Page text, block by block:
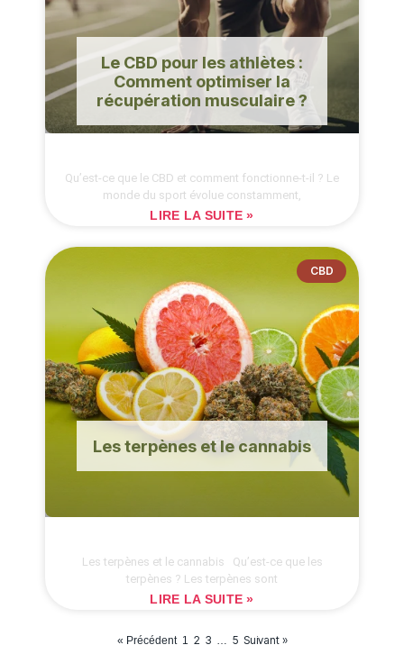
Le CBD pour les athlètes :
Comment optimiser la
récupération musculaire ?
Qu’est-ce que le CBD et comment fonctionne-t-il ? Le
monde du sport évolue constamment,
LIRE LA SUITE »
CBD
Les terpènes et le cannabis
Les terpènes et le cannabis Qu’est-ce que les
terpènes ? Les terpènes sont
LIRE LA SUITE »
« Précédent 1 2 3 … 5 Suivant »